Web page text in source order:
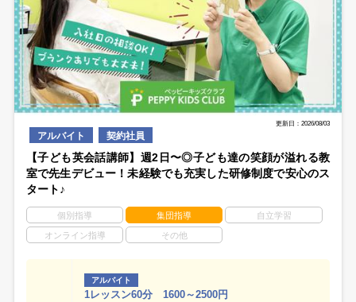
更新日：2026/08/03
アルバイト 契約社員
【子ども英会話講師】週2日〜◎子ども達の笑顔が溢れる教
室で先生デビュー！未経験でも充実した研修制度で安心のス
タート♪
個別指導 集団指導 自立学習
オンライン指導 その他
アルバイト
1レッスン60分 1600～2500円